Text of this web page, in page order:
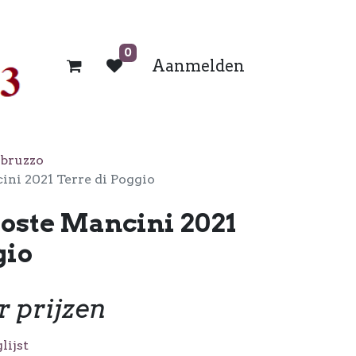
0
Aanmelden
2021 Terre di Poggio
Mancini 2021
prijzen